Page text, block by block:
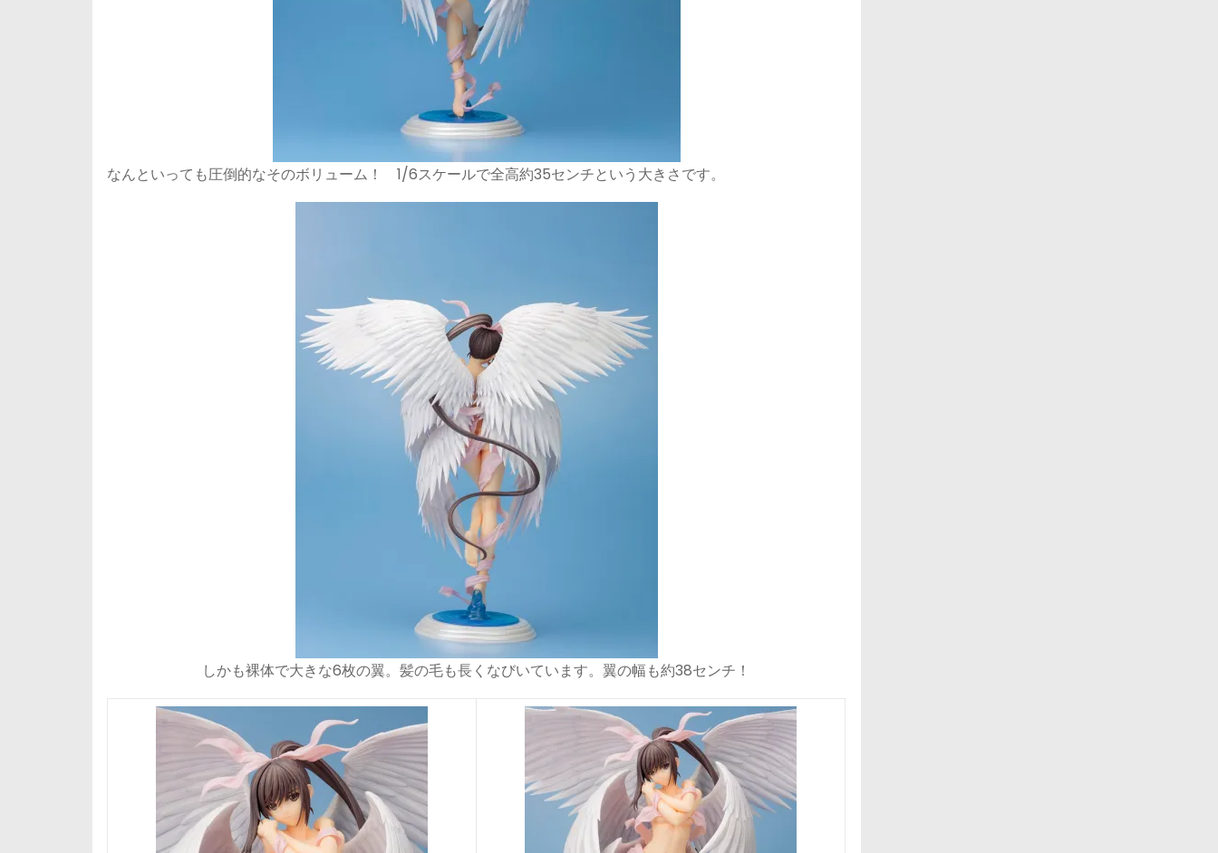
なんといっても圧倒的なそのボリューム！ 1/6スケールで全高約35センチという大きさです。
しかも裸体で大きな6枚の翼。髪の毛も長くなびいています。翼の幅も約38センチ！